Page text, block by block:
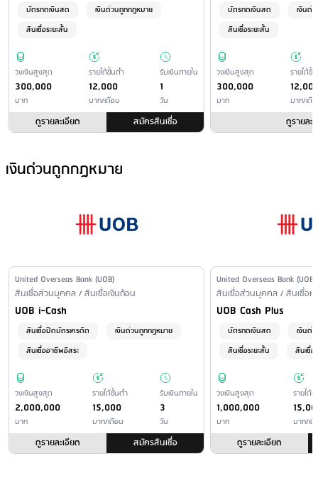
สินเชื่อที่ได้รับอนุมัติ 300,000 - 999,999 บาท : 24%
สินเชื่อที่ได้รับอนุมัติตั้งแต่ 1,00,000 บาท ขึ้นไป : 23%
2. อัตราดอกเบี้ยบัตรเบิกถอนเงินสด
อัตราดอกเบี้ยตามเงินต้นที่เบิกใช้
เงินต้นส่วนที่น้อยกว่า 300,000 บาท : 25.00%
เงินต้นส่วนตั้งแต่ 300,000 - 999,999 บาท : 24.00%
เงินต้นส่วนตั้งแต่ 1,000,000 บาท ขึ้นไป : 23%
ขั้นต่ำในการชำระสินเชื่อ: ตามงวดที่กำหนด
เงื่อนไขดอกเบี้ย (กรณีผิดนัดชำระ)
ผิดนัดชำระตั้งแต่วันที่ 63 เป็นต้นไป:อัตราดอกเบี้ยปกติสูงสุดตามสัญญา
บวกเพิ่มร้อยละ3 ต่อปี ทั้งนี้อัตราดอกเบี้ย หรือ ค่าธรรมเนียมใดๆ รวมแล้ว
ร้อยละ 3 ต่อปี โดยไม่รวมค่าใช้จ่ายในการติดตามทวงถามหนี้ ช่วงที่ 2:
อัตราดอกเบี้ยสูงสุดกรณีผิดเงื่อนไขหรือผิดนัดชำระหนี้ตามประกาศ
ธนาคาร ทั้งนี้อัตราดอกเบี้ยอาจเปลี่ยนแปลงได้ โดยถือปฏิบัติตามคำสั่ง
ศาล
บัตรกดเงินสด
เงินด่วนถูกกฎหมาย
สินเชื่อระยะสั้น
วงเงินสูงสุด
300,000
บาท
รายได้ขั้นต่ำ
12,000
บาท/เดือน
รับเงินภายใน
1
วัน
ดูรายละเอียด สมัครสินเชื่อ
บัตรกดเงินสด
เงินด่
สินเชื่อระยะสั้น
วงเงินสูงสุด
300,000
บาท
รายได้ขั้
บาท/เดื
ดูรายละ
เงินด่วนถูกกฎหมาย
Issuer Name
United Overseas Bank (UOB)
Financial Product Type /
สินเชื่อส่วนบุคคล / สินเชื่อเงินก้อน
Personal Loan Name
UOB i-Cash
สินเชื่อปิดบัตรเครดิต
เงินด่วนถูกกฎหมาย
สินเชื่ออาชีพอิสระ
วงเงินสูงสุด
2,000,000
บาท
รายได้ขั้นต่ำ
15,000
บาท/เดือน
รับเงินภายใน
3
วัน
ดูรายละเอียด สมัครสินเชื่อ
Issuer Name
United Overseas Bank (UOB)
Financial Product Type /
สินเชื่อส่วนบุคคล / สินเชื่อห
Personal Loan Name
UOB Cash Plus
บัตรกดเงินสด
เงินด่
สินเชื่อระยะสั้น
สินเชื่
วงเงินสูงสุด
1,000,000
บาท
รายได้
บาท/เ
ดูรายละเอียด